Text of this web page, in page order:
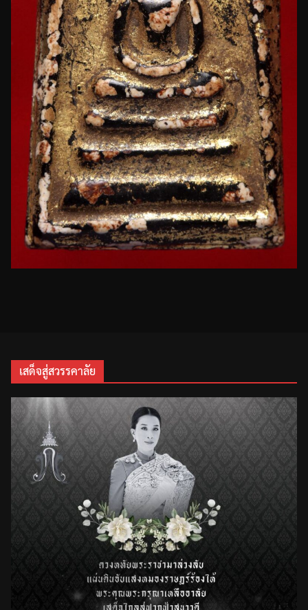
เสด็จสู่สวรรคาลัย